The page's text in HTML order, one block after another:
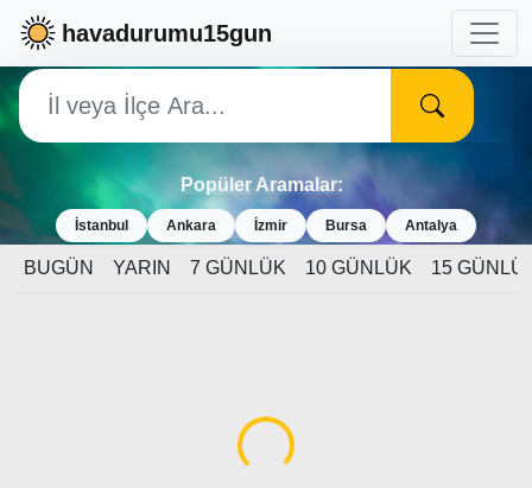
havadurumu15gun
Popüler Aramalar:
İstanbul Ankara İzmir Bursa Antalya
BUGÜN YARIN 7 GÜNLÜK 10 GÜNLÜK 15
Yükleniyor...